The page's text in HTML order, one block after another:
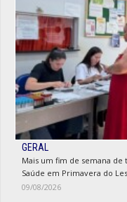
GERAL
Mais um fim de semana
Saúde em Primavera do
09/08/2026